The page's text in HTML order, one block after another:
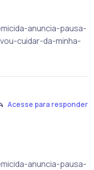
anuncia-pausa-
cuidar-da-minha-
Acesse para responder
anuncia-pausa-